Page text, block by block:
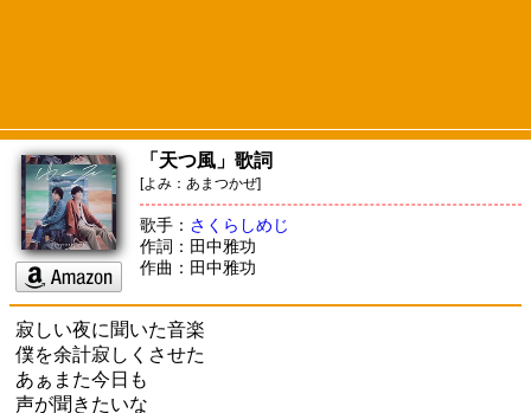
「天つ風」歌詞
[よみ：あまつかぜ]
歌手： さくらしめじ
作詞：田中雅功
作曲：田中雅功
寂しい夜に聞いた音楽
僕を余計寂しくさせた
あぁまた今日も
声が聞きたいな